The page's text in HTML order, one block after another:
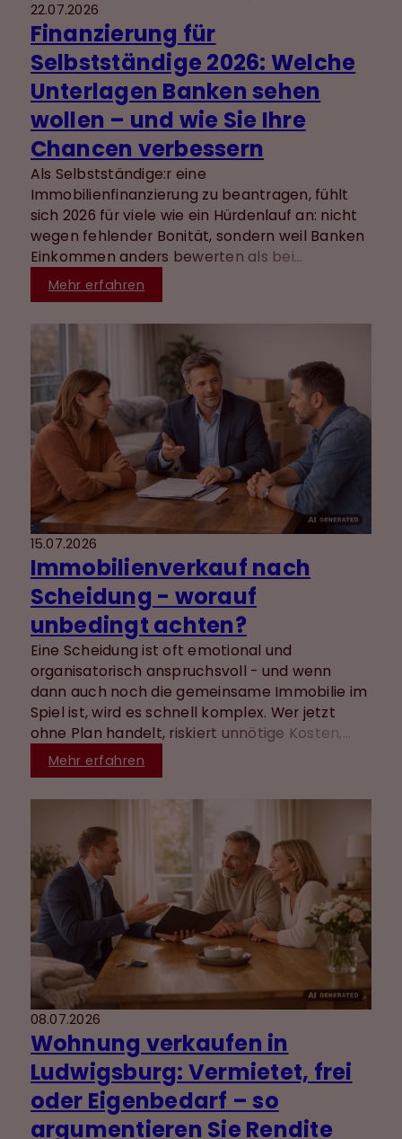
22.07.2026
Finanzierung für
Selbstständige 2026: Welche
Unterlagen Banken sehen
wollen – und wie Sie Ihre
Chancen verbessern
Als Selbstständige:r eine
Immobilienfinanzierung zu beantragen, fühlt
sich 2026 für viele wie ein Hürdenlauf an: nicht
wegen fehlender Bonität, sondern weil Banken
Einkommen anders bewerten als bei
Angestellten. Wer die Erwartungen an
Unterlagen und Zahlenlogik kennt, kann die
eigene Finanzierung deutlich „bankfähiger“
präsentieren – ohne Schönrechnerei, aber mit
Struktur.
Mehr erfahren
15.07.2026
Immobilienverkauf nach
Scheidung - worauf
unbedingt achten?
Eine Scheidung ist oft emotional und
organisatorisch anspruchsvoll - und wenn
dann auch noch die gemeinsame Immobilie im
Spiel ist, wird es schnell komplex. Wer jetzt
ohne Plan handelt, riskiert unnötige Kosten,
Verzögerungen und neue Konflikte. Mit einem
klaren Vorgehen lässt sich der
Immobilienverkauf nach Scheidungjedoch
Mehr erfahren
08.07.2026
Wohnung verkaufen in
Ludwigsburg: Vermietet, frei
oder Eigenbedarf – so
argumentieren Sie Rendite